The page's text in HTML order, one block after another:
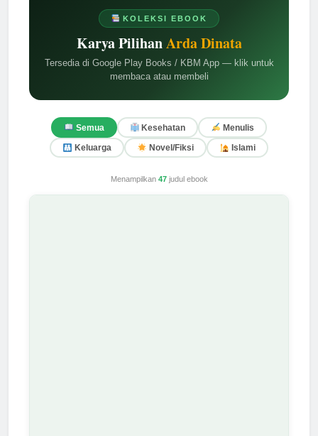
KOLEKSI EBOOK
Karya PilihanArda Dinata
Tersedia di Google Play Books / KBM App — klik untuk
membaca atau membeli
Semua Kesehatan Menulis
Keluarga Novel/Fiksi Islami
Menampilkan 47judul ebook